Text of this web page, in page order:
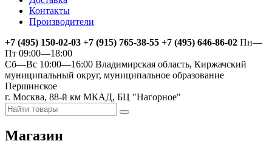
Контакты
Производители
+7 (495) 150-02-03 +7 (915) 765-38-55 +7 (495) 646-86-02 Пн—
Пт 09:00—18:00
Сб—Вс 10:00—16:00 Владимирская область, Киржачский
муниципальный округ, муниципальное образование
Першинское
г. Москва, 88-й км МКАД, БЦ "Нагорное"
Магазин